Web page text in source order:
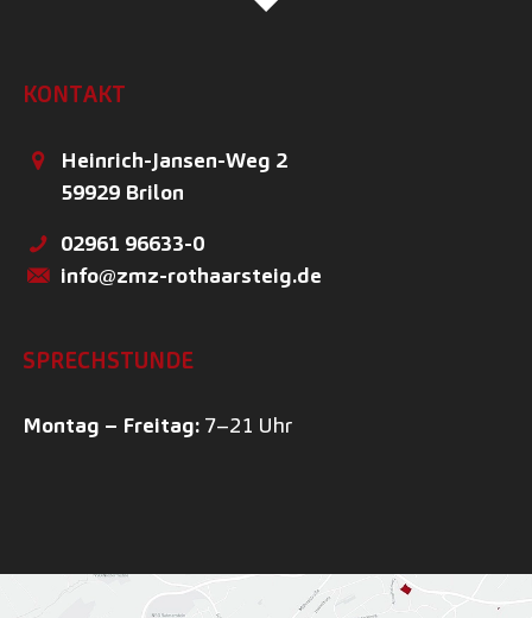
KONTAKT
Heinrich-Jansen-Weg 2
59929 Brilon
02961 96633-0
info@zmz-rothaarsteig.de
SPRECHSTUNDE
Montag – Freitag: 7–21 Uhr